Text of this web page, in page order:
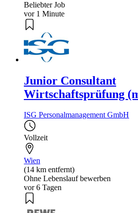
Beliebter Job
vor 1 Minute
Junior Consultant
Wirtschaftsprüfung
ISG Personalmanagement GmbH
Vollzeit
Wien
(14 km entfernt)
Ohne Lebenslauf bewerben
vor 6 Tagen